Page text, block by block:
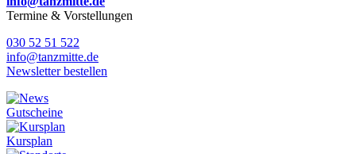
Termine & Vorstellungen
030 52 51 522
info@tanzmitte.de
Newsletter bestellen
Gutscheine
Kursplan